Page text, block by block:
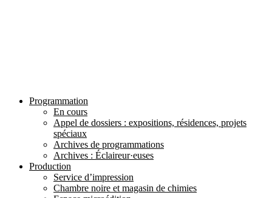
Programmation
En cours
Appel de dossiers : expositions, résidences, projets
spéciaux
Archives de programmations
Archives : Éclaireur·euses
Production
Service d’impression
Chambre noire et magasin de chimies